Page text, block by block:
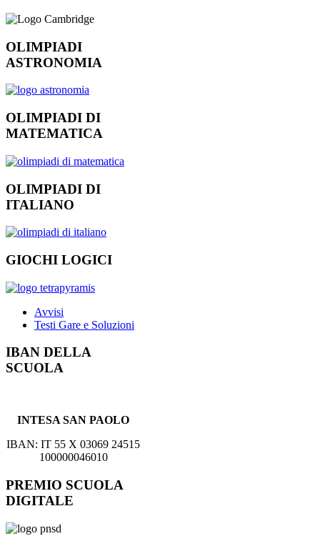
OLIMPIADI
ASTRONOMIA
OLIMPIADI DI
MATEMATICA
OLIMPIADI DI
ITALIANO
GIOCHI LOGICI
Avvisi
Testi Gare e Soluzioni
IBAN DELLA
SCUOLA
INTESA SAN PAOLO
IBAN: IT 55 X 03069 24515
100000046010
PREMIO SCUOLA
DIGITALE